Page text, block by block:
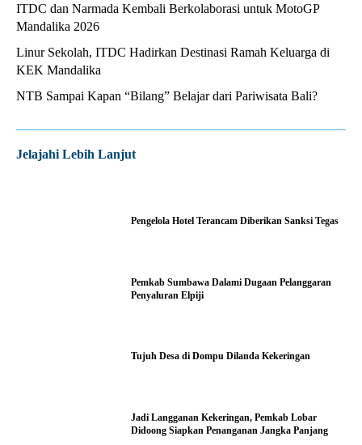
ITDC dan Narmada Kembali Berkolaborasi untuk MotoGP
Mandalika 2026
Linur Sekolah, ITDC Hadirkan Destinasi Ramah Keluarga di
KEK Mandalika
NTB Sampai Kapan “Bilang” Belajar dari Pariwisata Bali?
Jelajahi Lebih Lanjut
Pengelola Hotel Terancam Diberikan Sanksi Tegas
Pemkab Sumbawa Dalami Dugaan Pelanggaran
Penyaluran Elpiji
Tujuh Desa di Dompu Dilanda Kekeringan
Jadi Langganan Kekeringan, Pemkab Lobar
Didoong Siapkan Penanganan Jangka Panjang